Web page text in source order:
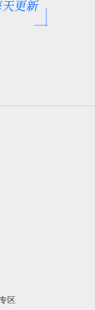
区